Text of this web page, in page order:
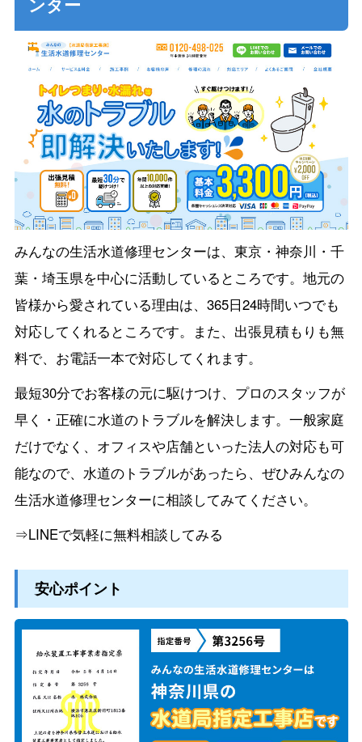
みんなの生活水道修理センターは、東京・神奈川・千
葉・埼玉県を中心に活動しているところです。地元の
皆様から愛されている理由は、365日24時間いつでも
対応してくれるところです。また、出張見積もりも無
料で、お電話一本で対応してくれます。
最短30分でお客様の元に駆けつけ、プロのスタッフが
早く・正確に水道のトラブルを解決します。一般家庭
だけでなく、オフィスや店舗といった法人の対応も可
能なので、水道のトラブルがあったら、ぜひみんなの
生活水道修理センターに相談してみてください。
⇒LINEで気軽に無料相談してみる
安心ポイント